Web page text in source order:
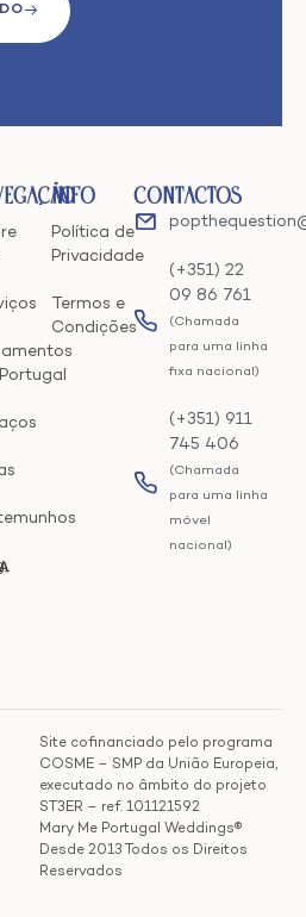
Info
Política de
Privacidade
Termos e
Condições
Contactos
(+351) 22
09 86 761
(Chamada
para uma linha
fixa nacional)
(+351) 911
745 406
(Chamada
para uma linha
móvel
nacional)
Site cofinanciado pelo programa
COSME – SMP da União Europeia,
executado no âmbito do projeto
ST3ER – ref. 101121592
Mary Me Portugal Weddings®
Desde 2013 Todos os Direitos
Reservados